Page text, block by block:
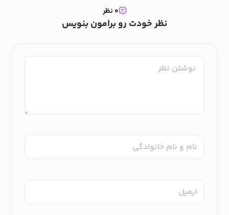
نظر خودت رو برامون بنویس
۰ نظر
نام و نام خانوادگی
ایمیل